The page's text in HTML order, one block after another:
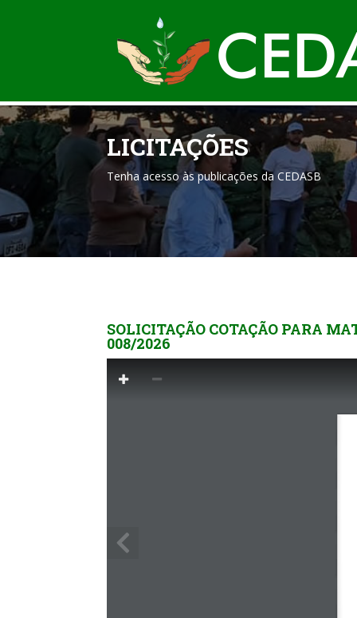
LICITAÇÕES
Tenha acesso às publicações da CEDASB
SOLICITAÇÃO COTAÇÃO PARA
008/2026